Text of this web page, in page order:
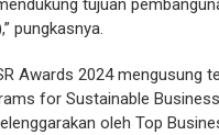
tujuan
pungkasnya.
Awards 2024 mengusung
for Sustainable
oleh Top